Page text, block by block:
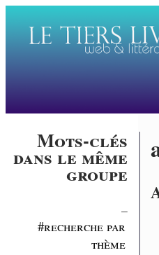
Mots-clés
dans le même
groupe
#recherche par
thème